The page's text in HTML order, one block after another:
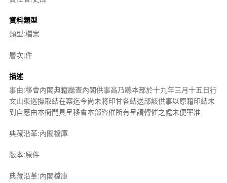
資料類型
類型:檔案
層次:件
描述
事由:移會內閣典籍廳查內閣供事高乃聽本部於十九年三月十五日行
文山東巡撫取結在案迄今尚未將印甘各結送部該供事以原籍印結未
到自應由本衙門具呈移會本部咨催所有呈請轉催之處未便率准
典藏沿革:內閣檔庫
版本:原件
典藏沿革:內閣檔庫